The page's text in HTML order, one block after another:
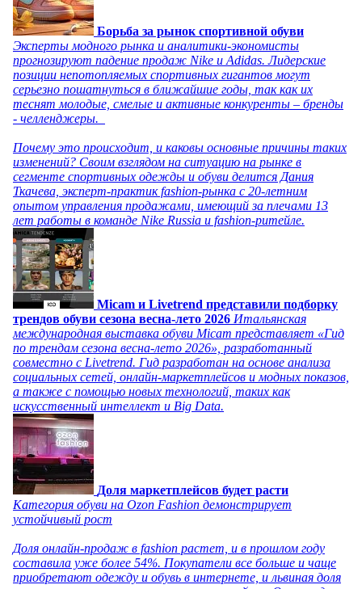
Борьба за рынок спортивной обуви
Эксперты модного рынка и аналитики-экономисты
прогнозируют падение продаж Nike и Adidas. Лидерские
позиции непотопляемых спортивных гигантов могут
серьезно пошатнуться в ближайшие годы, так как их
теснят молодые, смелые и активные конкуренты – бренды
- челленджеры.
Почему это происходит, и каковы основные причины таких
изменений? Своим взглядом на ситуацию на рынке в
сегменте спортивных одежды и обуви делится Дания
Ткачева, эксперт-практик fashion-рынка с 20-летним
опытом управления продажами, имеющий за плечами 13
лет работы в команде Nike Russia и fashion-ритейле.
Micam и Livetrend представили подборку
трендов обуви сезона весна-лето 2026 Итальянская
международная выставка обуви Micam представляет «Гид
по трендам сезона весна-лето 2026», разработанный
совместно с Livetrend. Гид разработан на основе анализа
социальных сетей, онлайн-маркетплейсов и модных показов,
а также с помощью новых технологий, таких как
искусственный интеллект и Big Data.
Доля маркетплейсов будет расти
Категория обуви на Ozon Fashion демонстрирует
устойчивый рост
Доля онлайн-продаж в fashion растет, и в прошлом году
составила уже более 54%. Покупатели все больше и чаще
приобретают одежду и обувь в интернете, и львиная доля